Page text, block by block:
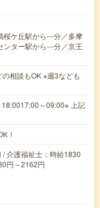
桜ケ丘駅から---分／多摩
ター駅から---分／京王
相談もOK ※週3なども
18:0017:00～09:00※ 上記
！
介護福祉士：時給1830
円～2162円